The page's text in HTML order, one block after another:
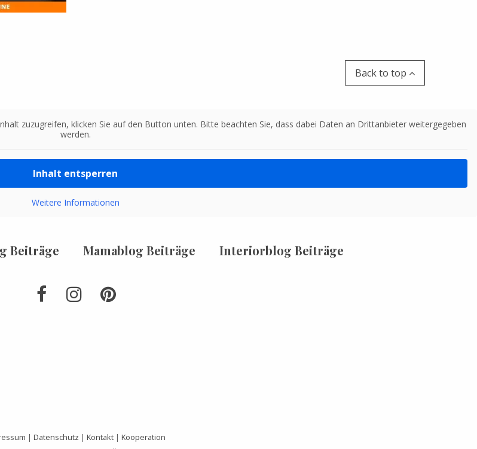
Back to top
zuzugreifen, klicken Sie auf den Button unten. Bitte beachten Sie, dass dabei Daten an Drittanbieter weitergegeben
werden.
Inhalt entsperren
Weitere Informationen
Beiträge Mamablog Beiträge Interiorblog Beiträge
| Datenschutz | Kontakt | Kooperation